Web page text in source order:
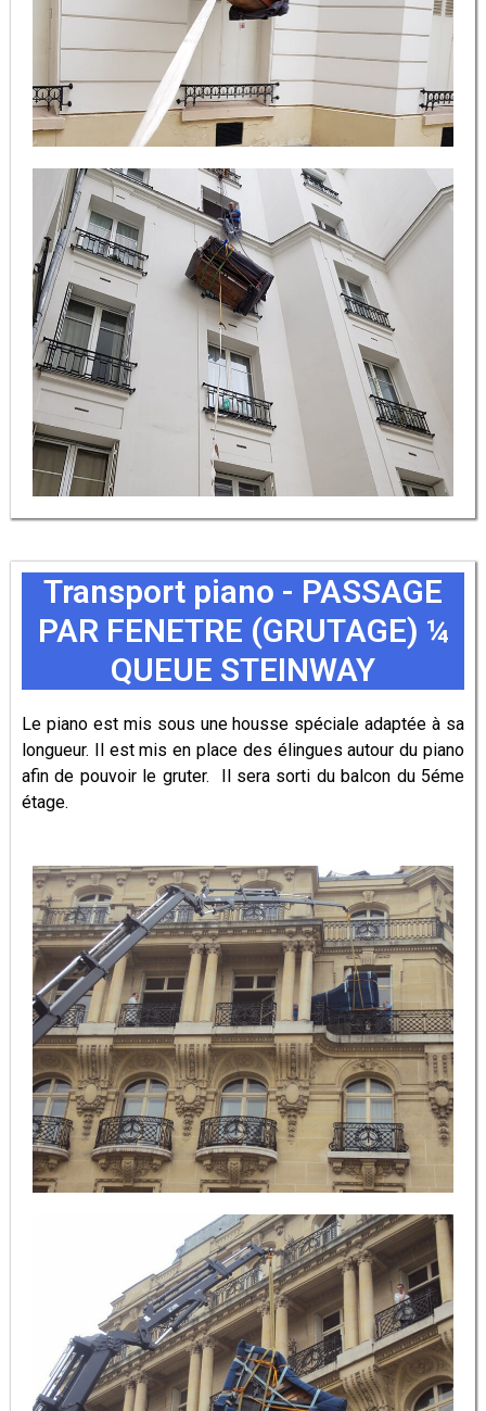
Transport piano - PASSAGE
PAR FENETRE (GRUTAGE) ¼
QUEUE STEINWAY
Le piano est mis sous une housse spéciale adaptée à sa
longueur. Il est mis en place des élingues autour du piano
afin de pouvoir le gruter. Il sera sorti du balcon du 5éme
étage.